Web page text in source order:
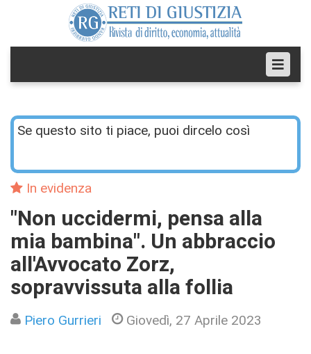
Se questo sito ti piace, puoi dircelo così
In evidenza
"Non uccidermi, pensa alla
mia bambina". Un abbraccio
all'Avvocato Zorz,
sopravvissuta alla follia
Piero Gurrieri Giovedì, 27 Aprile 2023